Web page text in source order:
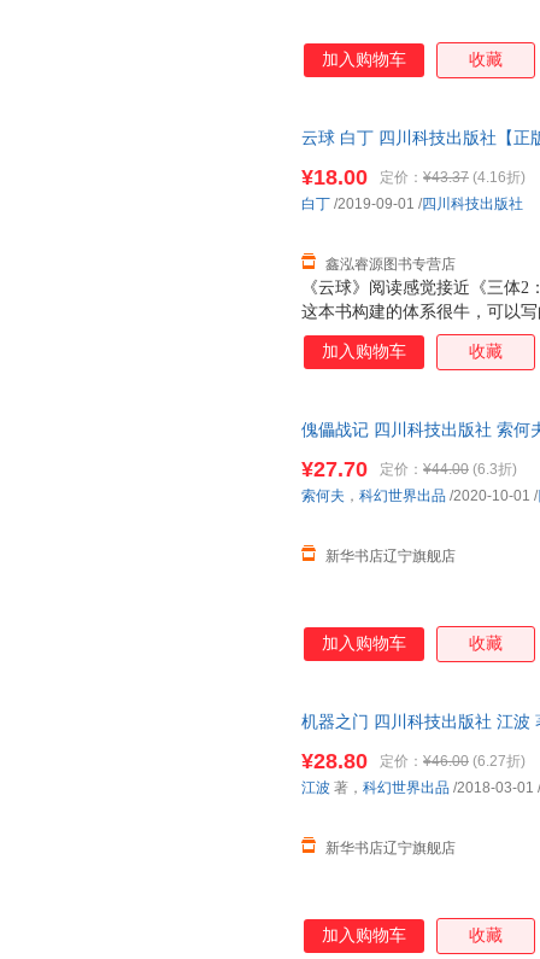
加入购物车 收藏
云球 白丁 四川科技出版社【正
《云球》阅读感觉接近《三体
这本书构建的体系很牛，可以
的。
¥18.00 定价： ¥43.37 (4.16折)
鑫泓睿源图书专营店
白丁 /2019-09-01 /四川科技出版社
加入购物车 收藏
傀儡战记 四川科技出版社 索何
¥27.70 定价： ¥44.00 (6.3折)
新华书店辽宁旗舰店
索何夫 ， 科幻世界出品 /2020-10-01 /
加入购物车 收藏
机器之门 四川科技出版社 江波
¥28.80 定价： ¥46.00 (6.27折)
新华书店辽宁旗舰店
江波 著， 科幻世界出品 /2018-03-01 /
加入购物车 收藏